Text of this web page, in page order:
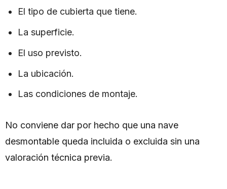
El tipo de cubierta que tiene.
La superficie.
El uso previsto.
La ubicación.
Las condiciones de montaje.
No conviene dar por hecho que una nave
desmontable queda incluida o excluida sin una
valoración técnica previa.